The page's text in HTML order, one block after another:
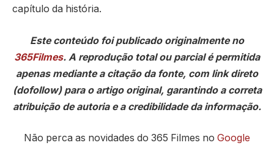
capítulo da história.
Este conteúdo foi publicado originalmente no
365Filmes. A reprodução total ou parcial é permitida
apenas mediante a citação da fonte, com link direto
(dofollow) para o artigo original, garantindo a correta
atribuição de autoria e a credibilidade da informação.
Não perca as novidades do 365 Filmes no Google